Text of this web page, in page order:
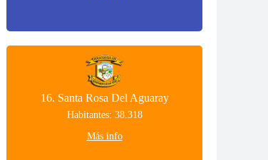
16. Santa Rosa Del Aguaray
Habitantes: 38.318
Más info